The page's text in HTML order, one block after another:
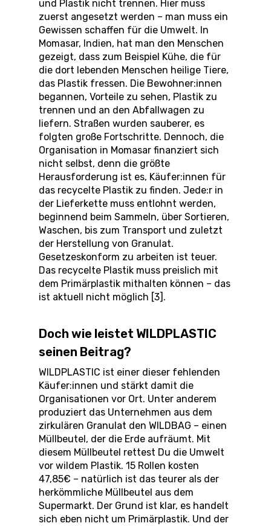
und Plastik nicht trennen. Hier muss
zuerst angesetzt werden – man muss ein
Gewissen schaffen für die Umwelt. In
Momasar, Indien, hat man den Menschen
gezeigt, dass zum Beispiel Kühe, die für
die dort lebenden Menschen heilige Tiere,
das Plastik fressen. Die Bewohner:innen
begannen, Vorteile zu sehen, Plastik zu
trennen und an den Abfallwagen zu
liefern. Straßen wurden sauberer, es
folgten große Fortschritte. Dennoch, die
Organisation in Momasar finanziert sich
nicht selbst, denn die größte
Herausforderung ist es, Käufer:innen für
das recycelte Plastik zu finden. Jede:r in
der Lieferkette muss entlohnt werden,
beginnend beim Sammeln, über Sortieren,
Waschen, bis zum Transport und zuletzt
der Herstellung von Granulat.
Gesetzeskonform zu arbeiten ist teuer.
Das recycelte Plastik muss preislich mit
dem Primärplastik mithalten können – das
ist aktuell nicht möglich [3].
Doch wie leistet WILDPLASTIC
seinen Beitrag?
WILDPLASTIC ist einer dieser fehlenden
Käufer:innen und stärkt damit die
Organisationen vor Ort. Unter anderem
produziert das Unternehmen aus dem
zirkulären Granulat den WILDBAG – einen
Müllbeutel, der die Erde aufräumt. Mit
diesem Müllbeutel rettest Du die Umwelt
vor wildem Plastik. 15 Rollen kosten
47,85€ – natürlich ist das teurer als der
herkömmliche Müllbeutel aus dem
Supermarkt. Der Grund ist klar, es handelt
sich eben nicht um Primärplastik. Und der